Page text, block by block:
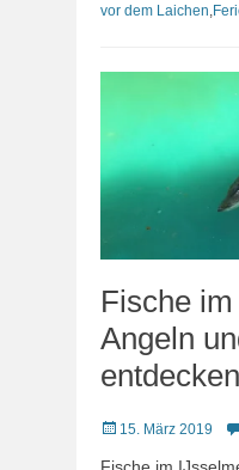
vor dem Laichen
Fische
Angeln
entdecken
Veröffentlicht
15. März 2019